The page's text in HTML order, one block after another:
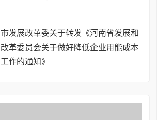
市发展改革委关于转发《河南省发展和
改革委员会关于做好降低企业用能成本
工作的通知》